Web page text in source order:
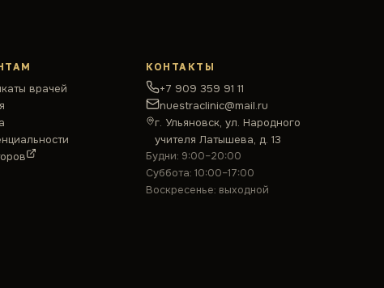
врачей
КОНТАКТЫ
+7 909 359 91 11
nuestraclinic@mail.ru
г. Ульяновск, ул. Народного
учителя Латышева, д. 13
Будни: 9:00–20:00
Суббота: 10:00–17:00
Воскресенье: выходной